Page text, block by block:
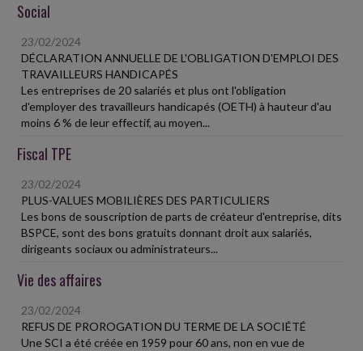
Social
23/02/2024
DÉCLARATION ANNUELLE DE L'OBLIGATION D'EMPLOI DES
TRAVAILLEURS HANDICAPÉS
Les entreprises de 20 salariés et plus ont l'obligation
d'employer des travailleurs handicapés (OETH) à hauteur d'au
moins 6 % de leur effectif, au moyen...
Fiscal TPE
23/02/2024
PLUS-VALUES MOBILIÈRES DES PARTICULIERS
Les bons de souscription de parts de créateur d'entreprise, dits
BSPCE, sont des bons gratuits donnant droit aux salariés,
dirigeants sociaux ou administrateurs...
Vie des affaires
23/02/2024
REFUS DE PROROGATION DU TERME DE LA SOCIÉTÉ
Une SCI a été créée en 1959 pour 60 ans, non en vue de